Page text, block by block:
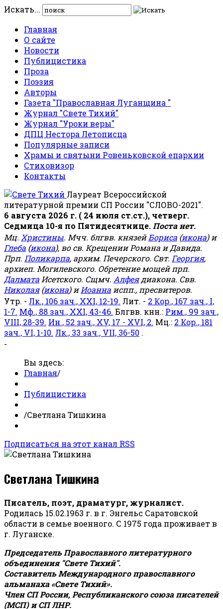
Искать...
Главная
О сайте
Новости
Публицистика
Проза
Поэзия
Авторы
Газета "Православная Луганщина "
Журнал "Свете Тихий"
Журнал "Уроки веры"
ДПЦ Нестора Летописца
Популярные записи
Храмы и святыни Ровеньковской епархии
Стиховизор
Контакты
Лауреат Всероссийской
литературной премии СП России "СЛОВО-2021".
6 августа 2026 г. ( 24 июля ст.ст.), четверг.
Седмица 10-я по Пятидесятнице. Поста нет.
Мц. Христины. Мчч. блгвв. князейБориса (икона) и
Глеба (икона), во св. Крещении Романа и Давида.
Прп. Поликарпа, архим. Печерского. Свт. Георгия,
архиеп. Могилевского. Обретение мощей прп.
Далмата Исетского. Сщмч. Алфеядиакона. Свв.
Николая(икона) иИоанна испп., пресвитеров.
Утр. - Лк., 106 зач., XXI, 12-19. Лит. - 2 Кор., 167 зач., I,
1-7. Мф., 88 зач., XXI, 43-46. Блгвв. кнн.: Рим., 99 зач.,
VIII, 28-39. Ин., 52 зач., XV, 17 - XVI, 2. Мц.: 2 Кор., 181
зач., VI, 1-10. Лк., 33 зач., VII, 36-50 .
-
Вы здесь:
Главная/
Публицистика
/Светлана Тишкина
Подписаться на этот канал RSS
Светлана Тишкина
Писатель, поэт, драматург, журналист.
Родилась 15.02.1963 г. в г. Энгельс Саратовской
области в семье военного. С 1975 года проживает в
г. Луганске.
Председатель Православного литературного
объединения "Свете Тихий".
Составитель Международного православного
альманаха «Свете Тихий».
Член СП России, Республиканского союза писателей
(МСП) и СП ЛНР.